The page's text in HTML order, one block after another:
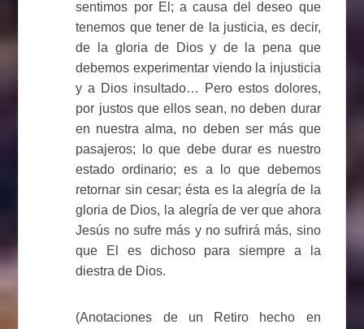
sentimos por El; a causa del deseo que
tenemos que tener de la justicia, es decir,
de la gloria de Dios y de la pena que
debemos experimentar viendo la injusticia
y a Dios insultado… Pero estos dolores,
por justos que ellos sean, no deben durar
en nuestra alma, no deben ser más que
pasajeros; lo que debe durar es nuestro
estado ordinario; es a lo que debemos
retornar sin cesar; ésta es la alegría de la
gloria de Dios, la alegría de ver que ahora
Jesús no sufre más y no sufrirá más, sino
que El es dichoso para siempre a la
diestra de Dios.
(Anotaciones de un Retiro hecho en